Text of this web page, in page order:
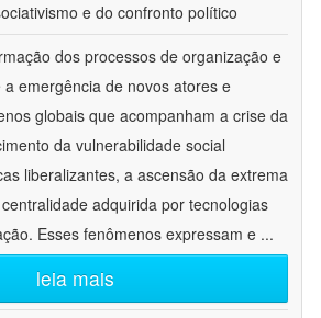
e do confronto político
dos processos de organização e
a emergência de novos atores e
globais que acompanham a crise da
da vulnerabilidade social
liberalizantes, a ascensão da extrema
adquirida por tecnologias
Esses fenômenos expressam e ...
leia mais